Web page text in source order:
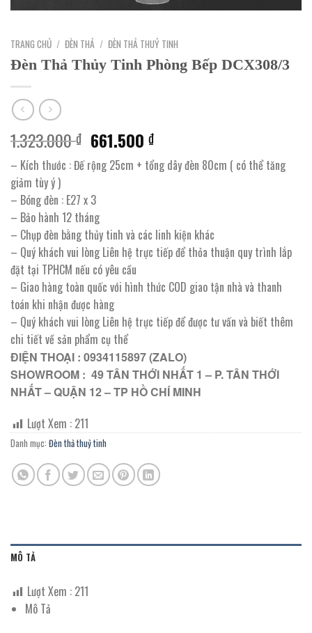
TRANG CHỦ / ĐÈN THẢ / ĐÈN THẢ THUỶ TINH
Đèn Thả Thủy Tinh Phòng Bếp DCX308/3
1.323.000₫ Giá
gốc
là:
1.323.000 ₫.
661.500₫Giá
hiện
tại
– Kích thước : Đế rộng 25cm + tổng dây đèn 80cm ( có thể tăng
giảm tùy ý )
– Bóng đèn : E27 x 3
– Bảo hành 12 tháng
– Chụp đèn bằng thủy tinh và các linh kiện khác
– Quý khách vui lòng Liên hệ trực tiếp để thỏa thuận quy trình lắp
đặt tại TPHCM nếu có yêu cầu
– Giao hàng toàn quốc với hình thức COD giao tận nhà và thanh
toán khi nhận được hàng
– Quý khách vui lòng Liên hệ trực tiếp để được tư vấn và biết thêm
chi tiết về sản phẩm cụ thể
ĐIỆN THOẠI : 0934115897 (ZALO)
SHOWROOM : 49 TÂN THỚI NHẤT 1 – P. TÂN THỚI
NHẤT – QUẬN 12 – TP HỒ CHÍ MINH
Lượt Xem : 211
Danh mục: Đèn thả thuỷ tinh
MÔ TẢ
Lượt Xem : 211
Mô Tả